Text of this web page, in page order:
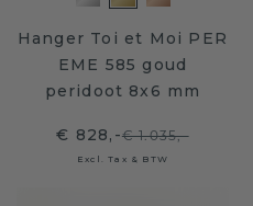
Hanger Toi et Moi PER
EME 585 goud
peridoot 8x6 mm
€ 828,-€ 1.035,-
Excl. Tax & BTW